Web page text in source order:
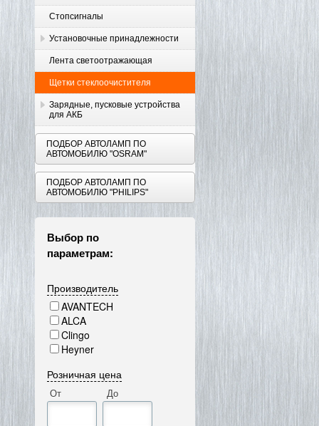
Стопсигналы
Установочные принадлежности
Лента светоотражающая
Щетки стеклоочистителя
Зарядные, пусковые устройства
для АКБ
ПОДБОР АВТОЛАМП ПО
АВТОМОБИЛЮ "OSRAM"
ПОДБОР АВТОЛАМП ПО
АВТОМОБИЛЮ "PHILIPS"
Выбор по
параметрам:
Производитель
AVANTECH
ALCA
Clingo
Heyner
Розничная цена
От До